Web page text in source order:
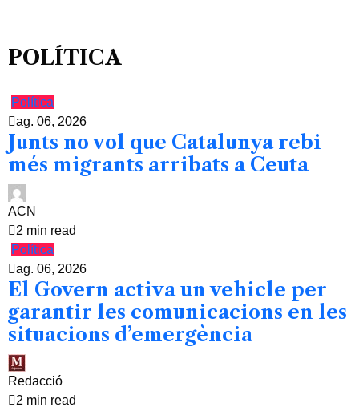
POLÍTICA
Política
ag. 06, 2026
Junts no vol que Catalunya rebi
més migrants arribats a Ceuta
ACN
2 min read
Política
ag. 06, 2026
El Govern activa un vehicle per
garantir les comunicacions en les
situacions d’emergència
Redacció
2 min read